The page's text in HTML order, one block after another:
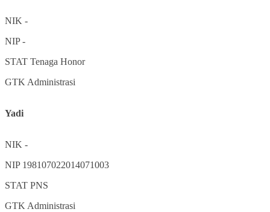
NIK -
NIP-
STAT Tenaga Honor
GTK Administrasi
Yadi
NIK -
NIP 198107022014071003
STAT PNS
GTK Administrasi